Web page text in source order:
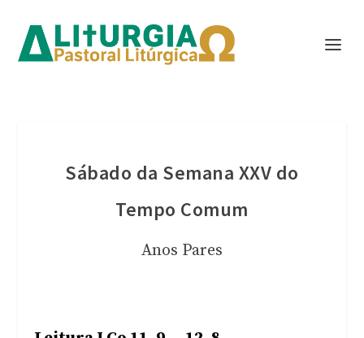
Sábado da Semana XXV do
Tempo Comum
Anos Pares